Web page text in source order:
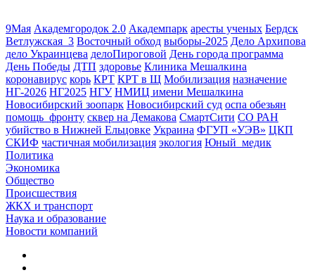
9Мая Академгородок 2.0 Академпарк аресты ученых Бердск
Ветлужская_3 Восточный обход выборы-2025 Дело Архипова
дело Украинцева делоПироговой День города программа
День Победы ДТП здоровье Клиника Мешалкина
коронавирус корь КРТ КРТ в Щ Мобилизация назначение
НГ-2026 НГ2025 НГУ НМИЦ имени Мешалкина
Новосибирский зоопарк Новосибирский суд оспа обезьян
помощь_фронту сквер на Демакова СмартСити СО РАН
убийство в Нижней Ельцовке Украина ФГУП «УЭВ» ЦКП
СКИФ частичная мобилизация экология Юный_медик
Политика
Экономика
Общество
Происшествия
ЖКХ и транспорт
Наука и образование
Новости компаний